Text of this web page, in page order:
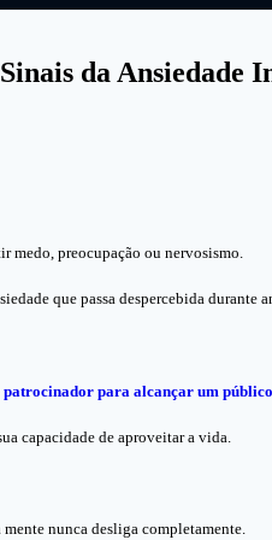
da Ansiedade
medo, preocupação ou nervosismo.
que passa despercebida durante
para alcançar um
capacidade de aproveitar a vida.
mente nunca desliga completamente.